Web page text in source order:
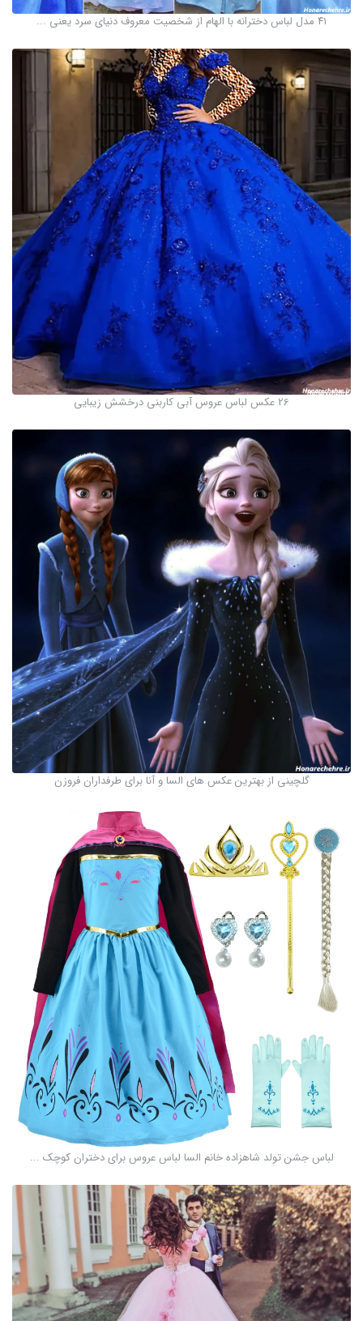
۴۱ مدل لباس دخترانه با الهام از شخصیت معروف دنیای سرد یعنی ...
26 عکس لباس عروس آبی کاربنی درخشش زیبایی
گلچینی از بهترین عکس های السا و آنا برای طرفداران فروزن
لباس جشن تولد شاهزاده خانم السا لباس عروس برای دختران کوچک ...